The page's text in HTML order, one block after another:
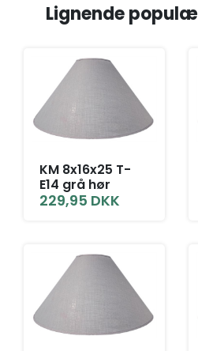
Lignende
KM 8x16x25 T-
E14 grå hør
229,95 DKK